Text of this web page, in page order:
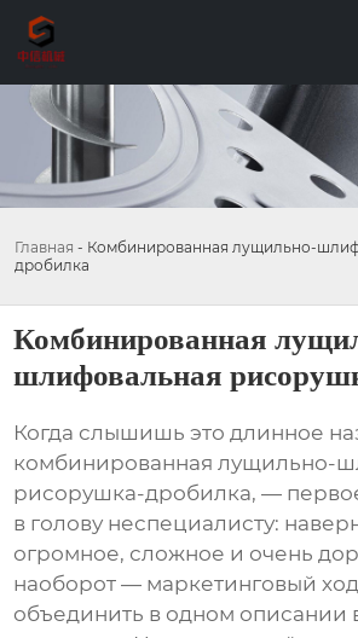
Главная - Комбинированная лущильно-
дробилка
Комбинированная
шлифовальная
Когда слышишь это длинное
комбинированная лущильно-
рисорушка-дробилка, —
в голову неспециалисту:
огромное, сложное и очень
наоборот — маркетинговый
объединить в одном описании